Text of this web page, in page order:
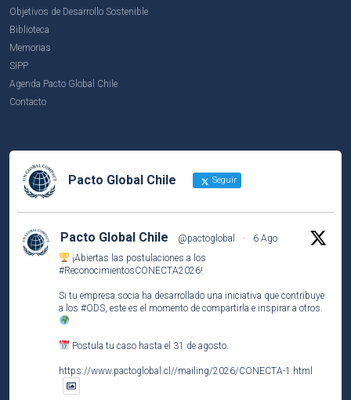
Objetivos de Desarrollo Sostenible
Biblioteca
Memorias
SIPP
Agenda Pacto Global Chile
Contacto
Pacto Global Chile Seguir
Pacto Global Chile @pactoglobal ·
6 Ago
¡Abiertas las postulaciones a los
#ReconocimientosCONECTA2026!
Si tu empresa socia ha desarrollado una iniciativa que contribuye
a los #ODS , este es el momento de compartirla e inspirar a otros.
Postula tu caso hasta el 31 de agosto.
https://www.pactoglobal.cl//mailing/2026/CONECTA-1.html